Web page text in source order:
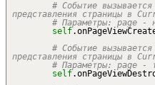
# Событие
представления страницы в
# Параметры: page -
self.
# Событие
представления страницы в
# Параметры: page -
self.